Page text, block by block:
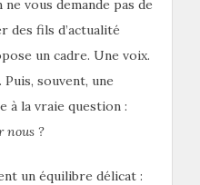
vous demande pas de
des fils d’actualité
un cadre. Une voix.
souvent, une
à la vraie question :
nous ?
un équilibre délicat :